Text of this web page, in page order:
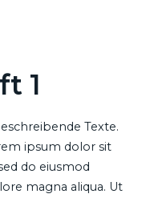
1
Texte.
ipsum dolor sit
do eiusmod
magna aliqua. Ut